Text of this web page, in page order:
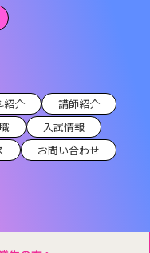
紹介
講師紹介
入試情報
お問い合わせ